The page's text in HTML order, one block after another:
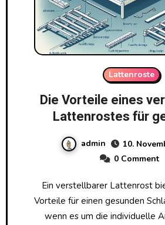
Lattenroste
Die Vorteile eines
Lattenrostes für
admin
10.
0 Comment
Ein verstellbarer Lattenrost bietet zahlreiche
Vorteile für einen gesunden
wenn es um die individuelle